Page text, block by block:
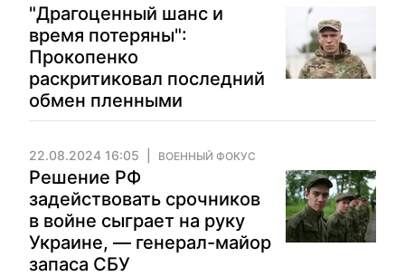
"Драгоценный шанс и
время потеряны":
Прокопенко
раскритиковал последний
обмен пленными
22.08.2024 16:05 ВОЕННЫЙ ФОКУС
Решение РФ
задействовать срочников
в войне сыграет на руку
Украине, — генерал-майор
запаса СБУ